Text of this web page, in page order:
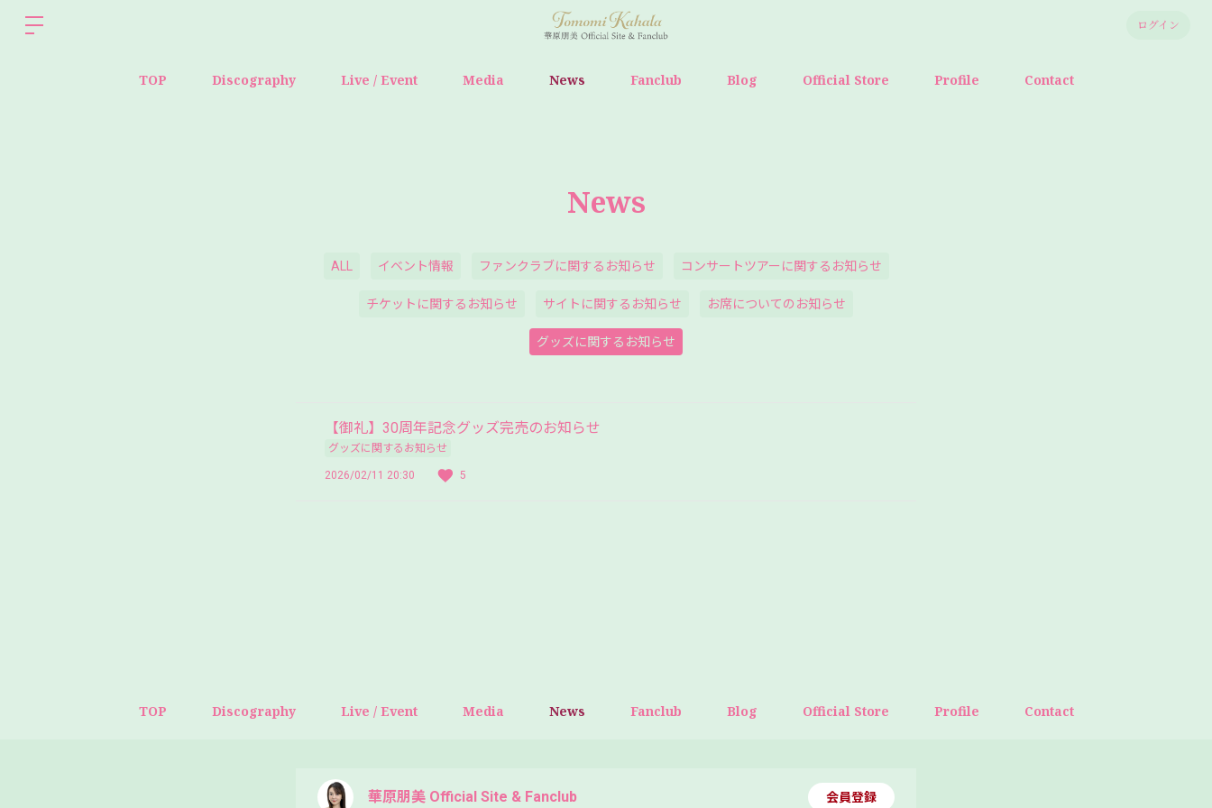
ログイン
TOP Discography Live / Event Media News Fanclub Blog Official Store Profile Contact
News
ALL イベント情報 ファンクラブに関するお知らせ コンサートツアーに関するお知らせ
チケットに関するお知らせ サイトに関するお知らせ お席についてのお知らせ
グッズに関するお知らせ
【御礼】30周年記念グッズ完売のお知らせ
グッズに関するお知らせ
2026/02/11 20:30 5
TOP Discography Live / Event Media News Fanclub Blog Official Store Profile Contact
華原朋美 Official Site & Fanclub 会員登録